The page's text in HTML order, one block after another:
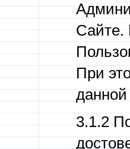
Сайте.
При
3.1.2